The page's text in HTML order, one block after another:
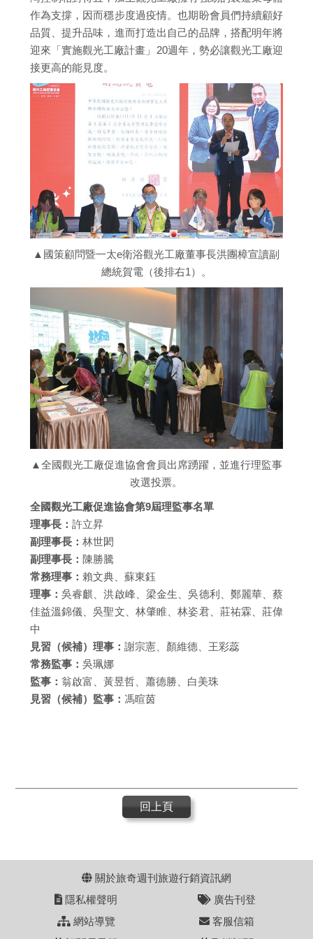
作為支撐，因而穩步度過疫情。也期盼會員們持續顧好
品質、提升品味，進而打造出自己的品牌，搭配明年將
迎來「實施觀光工廠計畫」20週年，勢必讓觀光工廠迎
接更高的能見度。
▲國策顧問暨一太e衛浴觀光工廠董事長洪團樟宣讀副
總統賀電（後排右1）。
▲全國觀光工廠促進協會會員出席踴躍，並進行理監事
改選投票。
全國觀光工廠促進協會第9屆理監事名單
理事長： 許立昇
副理事長： 林世閎
副理事長： 陳勝騰
常務理事： 賴文典、蘇東鈺
理事： 吳睿麒、洪啟峰、梁金生、吳德利、鄭麗華、蔡
佳益溫錦儀、吳聖文、林肇睢、林姿君、莊祐霖、莊偉
中
見習（候補）理事： 謝宗憲、顏維德、王彩蕊
常務監事： 吳珮娜
監事： 翁啟富、黃昱哲、蕭德勝、白美珠
見習（候補）監事： 馮暄茵
回上頁
關於旅奇週刊旅遊行銷資訊網
隱私權聲明
廣告刊登
網站導覽
客服信箱